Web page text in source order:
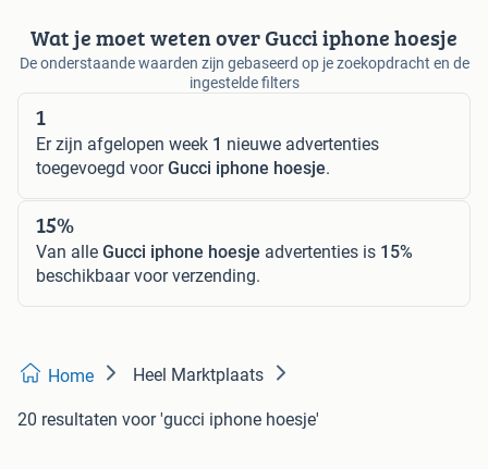
Wat je moet weten over Gucci iphone hoesje
De onderstaande waarden zijn gebaseerd op je zoekopdracht en de
ingestelde filters
1
Er zijn afgelopen week 1 nieuwe advertenties
toegevoegd voorGucci iphone hoesje.
15%
Van alle Gucci iphone hoesje advertenties is 15%
beschikbaar voor verzending.
Home Heel Marktplaats
20 resultaten voor 'gucci iphone hoesje'